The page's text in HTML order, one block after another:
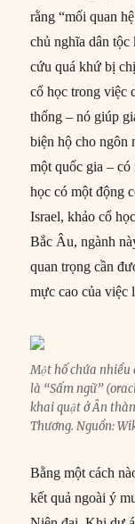
rằng “mối quan
chủ nghĩa dân tộc
cứu quá khứ bị
cổ học trong việc
thống – nó giúp
biện hộ cho ngôn
một quốc gia – có
học có một động
Israel, khảo cổ
Bắc Âu, ngành
quan trọng cần
mực cao của việc
Một hố chứa nhiều
là “Sấm ngữ”
khai quật ở Ân
Thương. Nguồn:
Bằng một cách
kết quả ngoài ý